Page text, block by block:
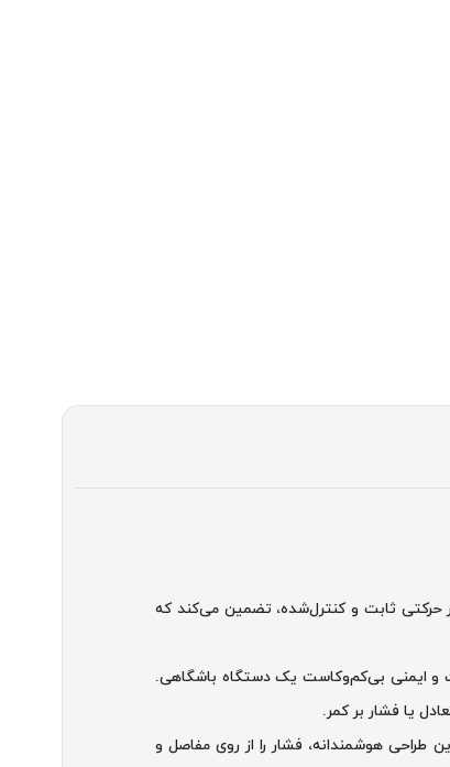
حرکتی ثابت و کنترل‌شده، تضمین می‌کند که
و ایمنی بی‌کم‌وکاست یک دستگاه باشگاهی.
یا فشار بر کمر.
طراحی هوشمندانه، فشار را از روی مفاصل و